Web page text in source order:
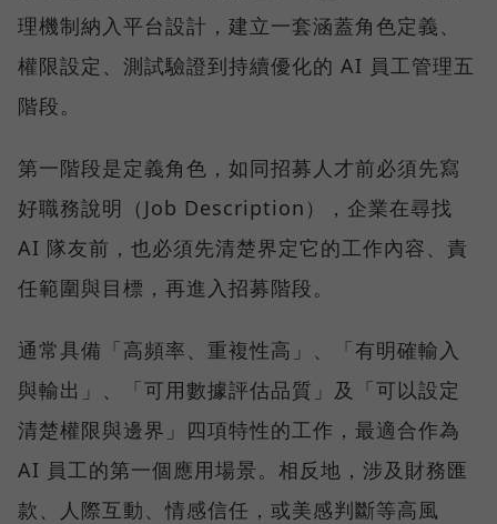
理機制納入平台設計，建立一套涵蓋角色定義、
權限設定、測試驗證到持續優化的 AI 員工管理五
階段。
第一階段是定義角色，如同招募人才前必須先寫
好職務說明（Job Description），企業在尋找
AI 隊友前，也必須先清楚界定它的工作內容、責
任範圍與目標，再進入招募階段。
通常具備「高頻率、重複性高」、「有明確輸入
與輸出」、「可用數據評估品質」及「可以設定
清楚權限與邊界」四項特性的工作，最適合作為
AI 員工的第一個應用場景。相反地，涉及財務匯
款、人際互動、情感信任，或美感判斷等高風